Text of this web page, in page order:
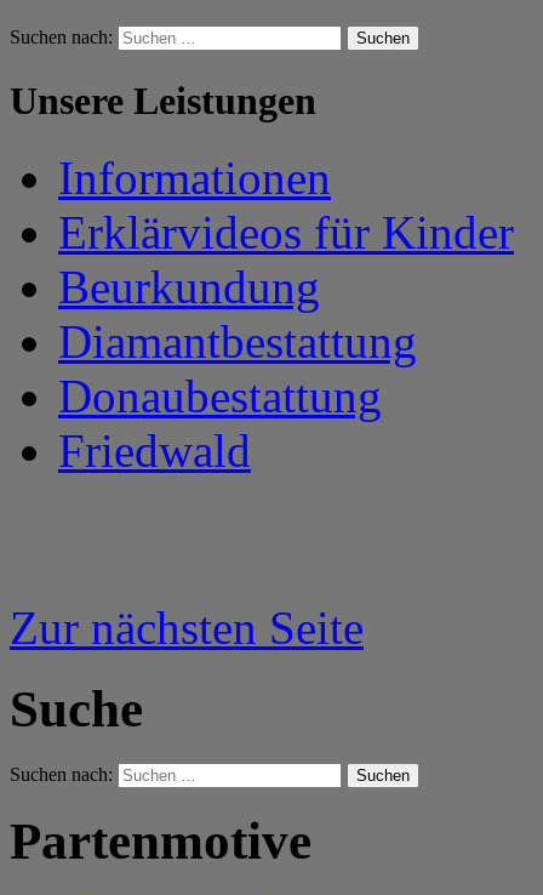
Suchen nach:
Unsere Leistungen
Informationen
Erklärvideos für Kinder
Beurkundung
Diamantbestattung
Donaubestattung
Friedwald
Zur nächsten Seite
Suche
Suchen nach:
Partenmotive